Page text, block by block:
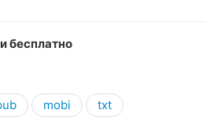
бесплатно
mobi txt